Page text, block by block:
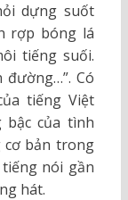
dựng suốt
rợp bóng lá
tiếng suối.
Có
tiếng Việt
bậc của tình
cơ bản trong
nói gần
hát.